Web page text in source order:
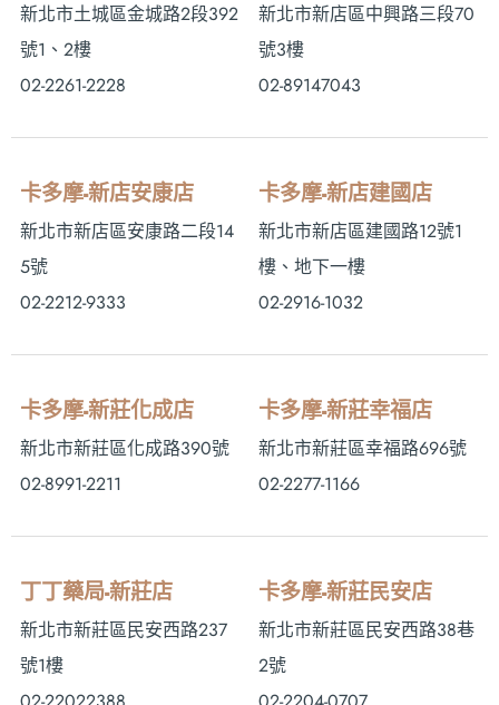
新北市土城區金城路2段392
號1、2樓
02-2261-2228
新北市新店區中興路三段70
號3樓
02-89147043
卡多摩-新店安康店
新北市新店區安康路二段14
5號
02-2212-9333
卡多摩-新店建國店
新北市新店區建國路12號1
樓、地下一樓
02-2916-1032
卡多摩-新莊化成店
新北市新莊區化成路390號
02-8991-2211
卡多摩-新莊幸福店
新北市新莊區幸福路696號
02-2277-1166
丁丁藥局-新莊店
新北市新莊區民安西路237
號1樓
卡多摩-新莊民安店
新北市新莊區民安西路38巷
2號